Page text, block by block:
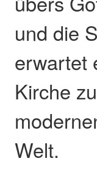
und die
erwartet
Kirche
Welt.